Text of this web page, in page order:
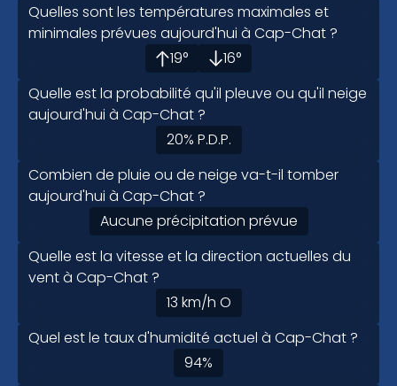
Quelles sont les températures maximales et
minimales prévues aujourd'hui à Cap-Chat ?
19° 16°
Quelle est la probabilité qu'il pleuve ou qu'il neige
aujourd'hui à Cap-Chat ?
20% P.D.P.
Combien de pluie ou de neige va-t-il tomber
aujourd'hui à Cap-Chat ?
Aucune précipitation prévue
Quelle est la vitesse et la direction actuelles du
vent à Cap-Chat ?
13 km/h O
Quel est le taux d'humidité actuel à Cap-Chat ?
94%